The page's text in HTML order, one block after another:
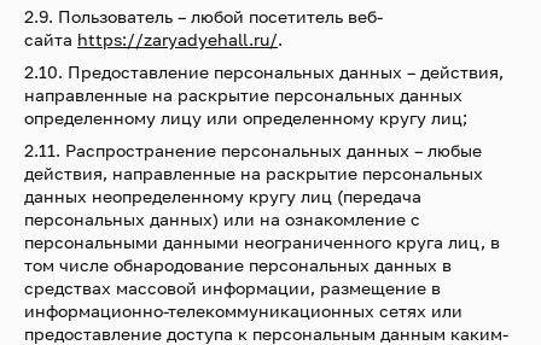
2.9. Пользователь – любой посетитель веб-
сайта https://zaryadyehall.ru/.
2.10. Предоставление персональных данных – действия,
направленные на раскрытие персональных данных
определенному лицу или определенному кругу лиц;
2.11. Распространение персональных данных – любые
действия, направленные на раскрытие персональных
данных неопределенному кругу лиц (передача
персональных данных) или на ознакомление с
персональными данными неограниченного круга лиц, в
том числе обнародование персональных данных в
средствах массовой информации, размещение в
информационно-телекоммуникационных сетях или
предоставление доступа к персональным данным каким-